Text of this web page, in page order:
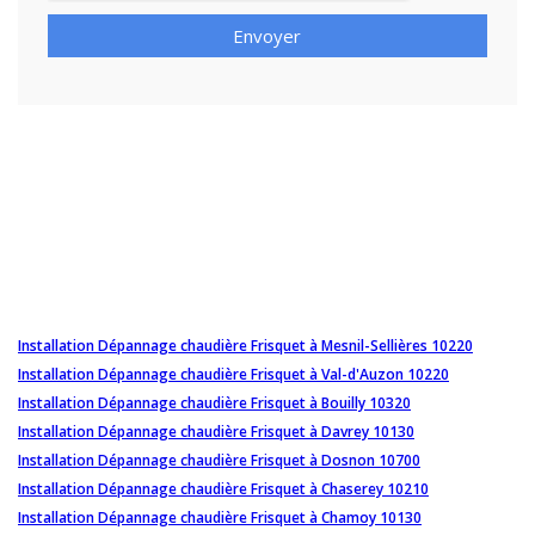
Envoyer
Installation Dépannage chaudière Frisquet à Mesnil-Sellières 10220
Installation Dépannage chaudière Frisquet à Val-d'Auzon 10220
Installation Dépannage chaudière Frisquet à Bouilly 10320
Installation Dépannage chaudière Frisquet à Davrey 10130
Installation Dépannage chaudière Frisquet à Dosnon 10700
Installation Dépannage chaudière Frisquet à Chaserey 10210
Installation Dépannage chaudière Frisquet à Chamoy 10130